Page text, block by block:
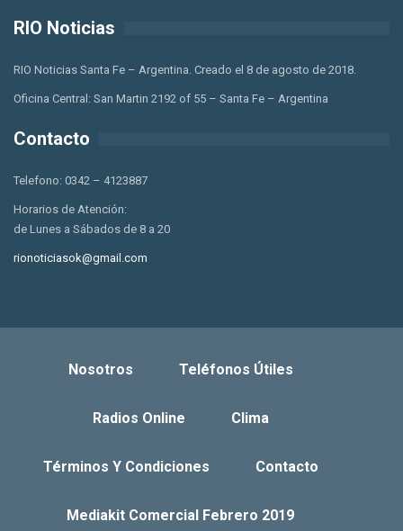
RIO Noticias
RIO Noticias Santa Fe – Argentina. Creado el 8 de agosto de 2018.
Oficina Central: San Martin 2192 of 55 – Santa Fe – Argentina
Contacto
Telefono: 0342 – 4123887
Horarios de Atención:
de Lunes a Sábados de 8 a 20
rionoticiasok@gmail.com
Nosotros Teléfonos Útiles
Radios Online Clima
Términos Y Condiciones Contacto
Mediakit Comercial Febrero 2019